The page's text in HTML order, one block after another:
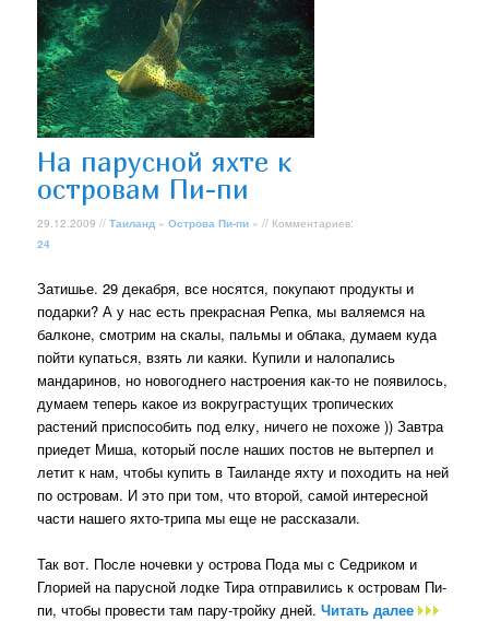
На парусной яхте к
островам Пи-пи
29.12.2009 //Таиланд »Острова Пи-пи » // Комментариев:
24
Затишье. 29 декабря, все носятся, покупают продукты и
подарки? А у нас есть прекрасная Репка, мы валяемся на
балконе, смотрим на скалы, пальмы и облака, думаем куда
пойти купаться, взять ли каяки. Купили и налопались
мандаринов, но новогоднего настроения как-то не появилось,
думаем теперь какое из вокруграстущих тропических
растений приспособить под елку, ничего не похоже )) Завтра
приедет Миша, который после наших постов не вытерпел и
летит к нам, чтобы купить в Таиланде яхту и походить на ней
по островам. И это при том, что второй, самой интересной
части нашего яхто-трипа мы еще не рассказали.
Так вот. После ночевки у острова Пода мы с Седриком и
Глорией на парусной лодке Тира отправились к островам Пи-
пи, чтобы провести там пару-тройку дней.Читать далее